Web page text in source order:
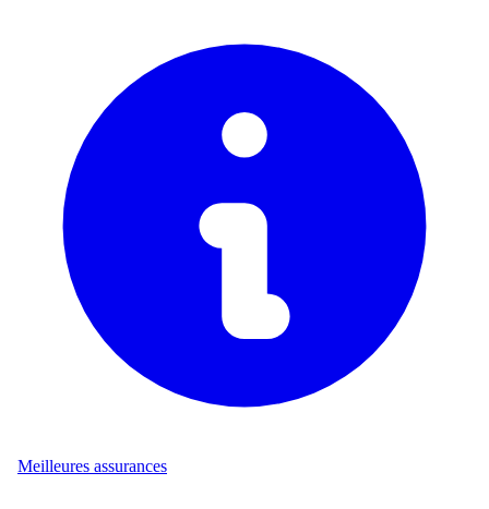
Meilleures assurances